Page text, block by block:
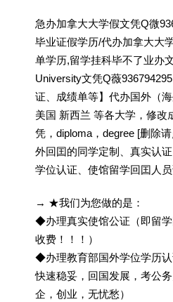
急办加拿大大学假文凭Q微
毕业证假学历/代办加拿大大
单学历,留学挂科毕不了业办
University文凭Q薇
证、成绩单等】代办国外（
美国 新西兰 等各大学，修改
凭，diploma，degree [删除
外回囯的同学定制、真实认
学位认证、使馆留学回囯人
→ ★我们为您做的是：
◆办理真实使馆公证（即留
收费！！！）
◆办理教育部国外学位学历认
快速稳妥，回国发展，考公
企，创业，无忧愁）